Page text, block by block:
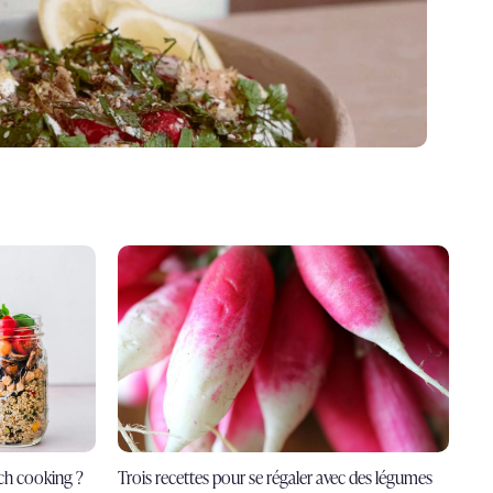
cooking ?
Trois recettes pour se régaler avec des légumes